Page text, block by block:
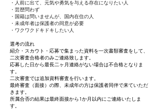
・人前に出て、元気や勇気を与える存在になりたい人
・芸歴問わず
・国籍は問いませんが、国内在住の人
・未成年者は保護者の同意が必要
・ワクワクドキドキしたい人
選考の流れ
紹介・スカウト・応募で集まった資料を一次書類審査をして、
二次審査合格者のみご連絡致します。
応募した日から最長二ヶ月連絡がない場合は不合格となりま
す。
二次審査では追加資料審査を行います。
最終審査（面接）の際、未成年の方は保護者同伴で来ていただ
きます。
所属合否の結果は最終面接から1か月以内にご連絡いたしま
す。